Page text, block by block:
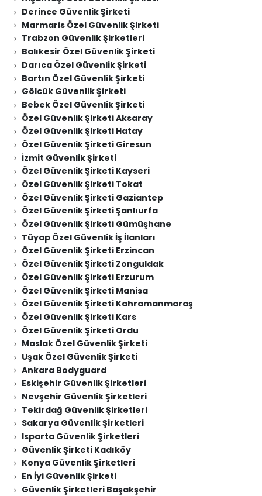
Derince Güvenlik Şirketi
Marmaris Özel Güvenlik Şirketi
Trabzon Güvenlik Şirketleri
Balıkesir Özel Güvenlik Şirketi
Darıca Özel Güvenlik Şirketi
Bartın Özel Güvenlik Şirketi
Gölcük Güvenlik Şirketi
Bebek Özel Güvenlik Şirketi
Özel Güvenlik Şirketi Aksaray
Özel Güvenlik Şirketi Hatay
Özel Güvenlik Şirketi Giresun
İzmit Güvenlik Şirketi
Özel Güvenlik Şirketi Kayseri
Özel Güvenlik Şirketi Tokat
Özel Güvenlik Şirketi Gaziantep
Özel Güvenlik Şirketi Şanlıurfa
Özel Güvenlik Şirketi Gümüşhane
Tüyap Özel Güvenlik İş İlanları
Özel Güvenlik Şirketi Erzincan
Özel Güvenlik Şirketi Zonguldak
Özel Güvenlik Şirketi Erzurum
Özel Güvenlik Şirketi Manisa
Özel Güvenlik Şirketi Kahramanmaraş
Özel Güvenlik Şirketi Kars
Özel Güvenlik Şirketi Ordu
Maslak Özel Güvenlik Şirketi
Uşak Özel Güvenlik Şirketi
Ankara Bodyguard
Eskişehir Güvenlik Şirketleri
Nevşehir Güvenlik Şirketleri
Tekirdağ Güvenlik Şirketleri
Sakarya Güvenlik Şirketleri
Isparta Güvenlik Şirketleri
Güvenlik Şirketi Kadıköy
Konya Güvenlik Şirketleri
En İyi Güvenlik Şirketi
Güvenlik Şirketleri Başakşehir